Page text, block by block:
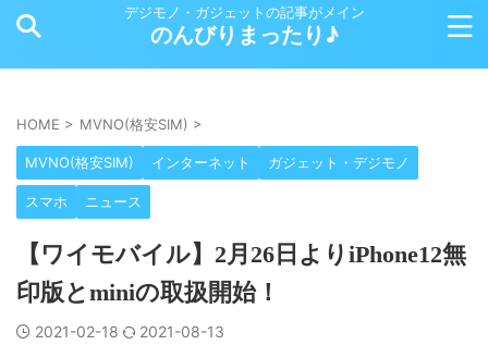
デジモノ・ガジェットの記事がメイン
のんびりまったり♪
HOME > MVNO(格安SIM) >
MVNO(格安SIM) インターネット ガジェット・デジモノ
スマホ ニュース
【ワイモバイル】2月26日よりiPhone12無
印版とminiの取扱開始！
2021-02-18 2021-08-13